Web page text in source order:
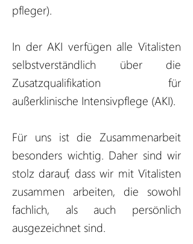
pfleger).
In der AKI verfügen alle Vitalisten
selbstverständlich über die
Zusatzqualifikation für
außerklinische Intensivpflege (AKI).
Für uns ist die Zusammenarbeit
besonders wichtig. Daher sind wir
stolz darauf, dass wir mit Vitalisten
zusammen arbeiten, die sowohl
fachlich, als auch persönlich
ausgezeichnet sind.